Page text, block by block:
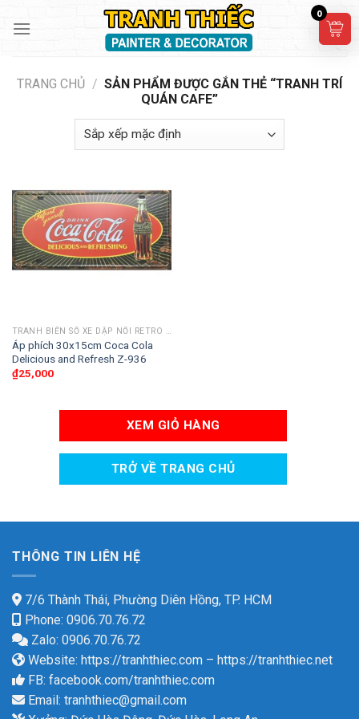
TRANG CHỦ / SẢN PHẨM ĐƯỢC GẮN THẺ “TRANH TRÍ
QUÁN CAFE”
Áp phích 30x15cm Coca Cola
Delicious and Refresh Z-936
₫25,000
XEM GIỎ HÀNG
TRỞ VỀ TRANG CHỦ
THÔNG TIN LIÊN HỆ
7/6 Thành Thái, Phường Diên Hồng, TP. HCM
Phone: 0906.70.76.72
Zalo: 0906.70.76.72
Website: https://tranhthiec.com – https://tranhthiec.net
FB: facebook.com/tranhthiec.com
Email: tranhthiec@gmail.com
0